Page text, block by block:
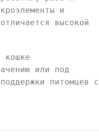
и
высокой
кошке
или под
питомцев с